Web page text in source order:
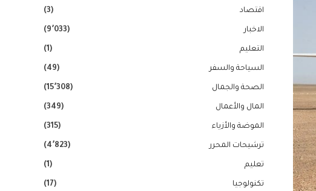
اقتصاد (3)
الاخبار (9٬033)
التعليم (1)
السياحة والسفر (49)
الصحة والجمال (15٬308)
المال والأعمال (349)
الموضة والأزياء (315)
ترشيحات المحرر (4٬823)
تعليم (1)
تكنولوجيا (17)